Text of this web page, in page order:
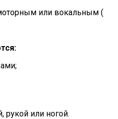
или вокальным (
рукой или ногой.